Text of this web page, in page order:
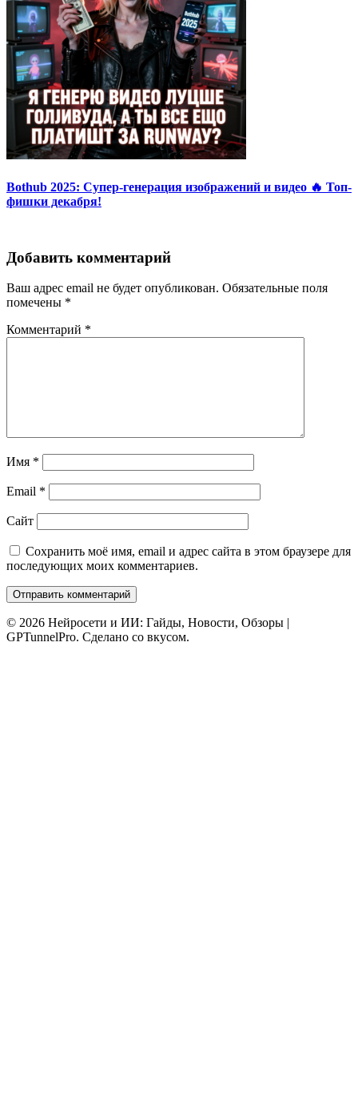
Bothub 2025: Супер-генерация изображений и видео 🔥 Топ-
фишки декабря!
Добавить комментарий
Ваш адрес email не будет опубликован. Обязательные поля
помечены *
Комментарий *
Имя *
Email *
Сайт
Сохранить моё имя, email и адрес сайта в этом браузере для
последующих моих комментариев.
© 2026 Нейросети и ИИ: Гайды, Новости, Обзоры |
GPTunnelPro. Сделано со вкусом.